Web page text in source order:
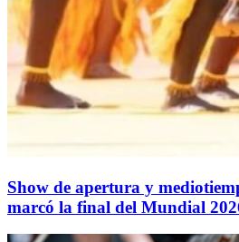
Show de apertura y
marcó la final del Mundial